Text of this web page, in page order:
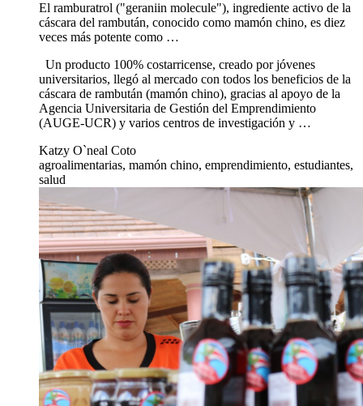
El ramburatrol ("geraniin molecule"), ingrediente activo de la
cáscara del rambután, conocido como mamón chino, es diez
veces más potente como …
Un producto 100% costarricense, creado por jóvenes
universitarios, llegó al mercado con todos los beneficios de la
cáscara de rambután (mamón chino), gracias al apoyo de la
Agencia Universitaria de Gestión del Emprendimiento
(AUGE-UCR) y varios centros de investigación y …
Katzy O`neal Coto
agroalimentarias, mamón chino, emprendimiento, estudiantes,
salud